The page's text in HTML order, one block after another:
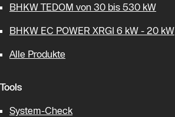
BHKW TEDOM von 30 bis 530 kW
BHKW EC POWER XRGI 6 kW - 20 kW
Alle Produkte
Tools
System-Check